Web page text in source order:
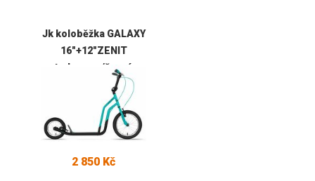
Jk koloběžka GALAXY
16"+12"ZENIT
tyrkysovo/černá
2 850 Kč